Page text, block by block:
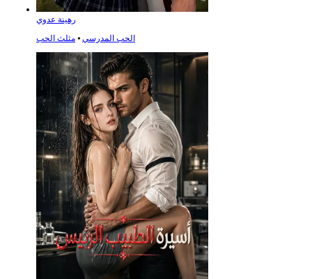
رهينة عدوي
الحب المدرسي ⦁ مثلث الحب